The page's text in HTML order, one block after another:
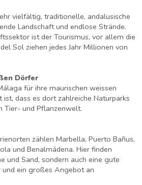
vielfältig, traditionelle, andalusische
Landschaft und endlose Strände.
ist der Tourismus, vor allem die
Sol ziehen jedes Jahr Millionen von
Dörfer
für ihre maurischen weissen
dass es dort zahlreiche Naturparks
Tier- und Pflanzenwelt.
zählen Marbella, Puerto Bañus,
und Benalmádena. Hier finden
und Sand, sondern auch eine gute
ein großes Angebot an